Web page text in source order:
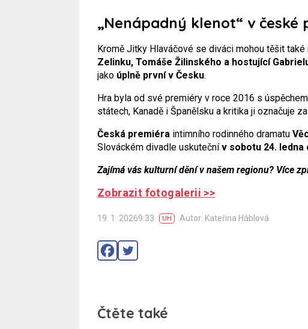
„Nenápadný klenot“ v české
Kromě Jitky Hlaváčové se diváci mohou těšit také
Zelinku, Tomáše Žilinského a hostující
jako úplně první v Česku.
Hra byla od své premiéry v roce 2016 s
státech, Kanadě i Španělsku a kritika ji označuje za
Česká premiéra intimního rodinného dramatu
Slováckém divadle uskutečnív sobotu 24. ledna
Zajímá vás kulturní dění v našem regionu? Více
Zobrazit fotogalerii >>
19. 1. 20269:33 UH Autor: Kateřina Háblová
Čtěte také